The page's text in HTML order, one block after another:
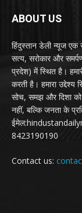
ABOUT US
हिंदुस्तान डेली न्यूज एक
सत्य, सरोकार और
प्रदेश) में स्थित है।
करती है। हमारा
सोच, समझ और दिशा
नहीं, बल्कि जनता के
8423190190
Contact us: